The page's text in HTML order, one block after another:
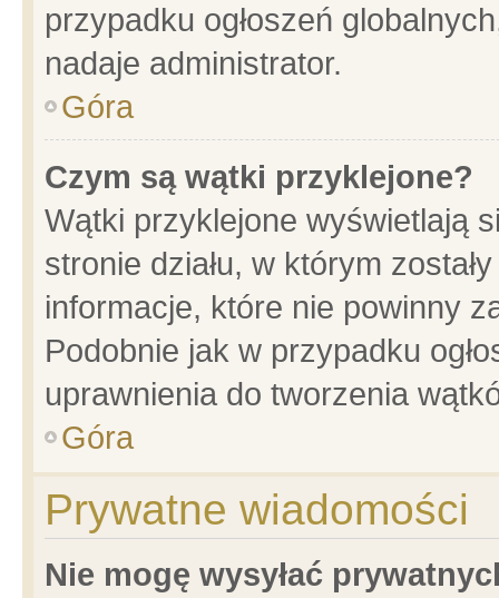
przypadku ogłoszeń
nadaje administrator.
Góra
Czym są wątki przyklejone?
Wątki przyklejone wyświetlają
stronie działu, w którym
informacje, które nie powinny
Podobnie jak w przypadku
uprawnienia do tworzenia
Góra
Prywatne wiadomości
Nie mogę wysyłać